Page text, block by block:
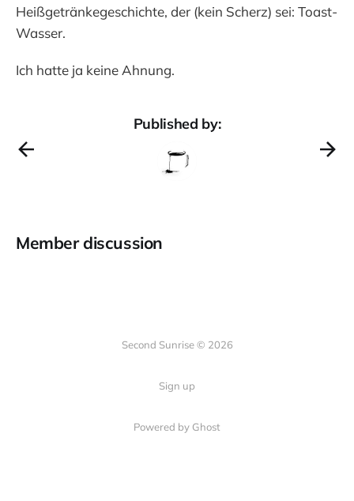
Heißgetränkegeschichte, der (kein Scherz) sei: Toast-
Wasser.
Ich hatte ja keine Ahnung.
Published by:
Member discussion
Second Sunrise © 2026
Sign up
Powered by Ghost